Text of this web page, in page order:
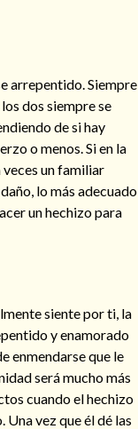
arrepentido. Siempre
dos siempre se
de si hay
o menos. Si en la
veces un familiar
lo más adecuado
un hechizo para
siente por ti, la
y enamorado
enmendarse que le
será mucho más
cuando el hechizo
vez que él dé las